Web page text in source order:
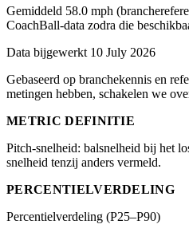
Gemiddeld 58.0 mph
CoachBall-data zodra die
Data bijgewerkt 10 July 2026
Gebaseerd op branchekennis en
metingen hebben, schakelen we
METRIC DEFINITIE
Pitch-snelheid: balsnelheid bij het
snelheid tenzij anders vermeld.
PERCENTIELVERDELING
Percentielverdeling (P25–P90)